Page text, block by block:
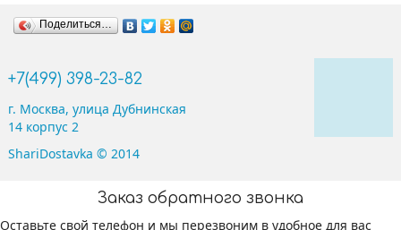
Поделиться…
+7(499) 398-23-82
г. Москва, улица Дубнинская
14 корпус 2
ShariDostavka © 2014
Заказ обратного звонка
Оставьте свой телефон и мы перезвоним в удобное для вас